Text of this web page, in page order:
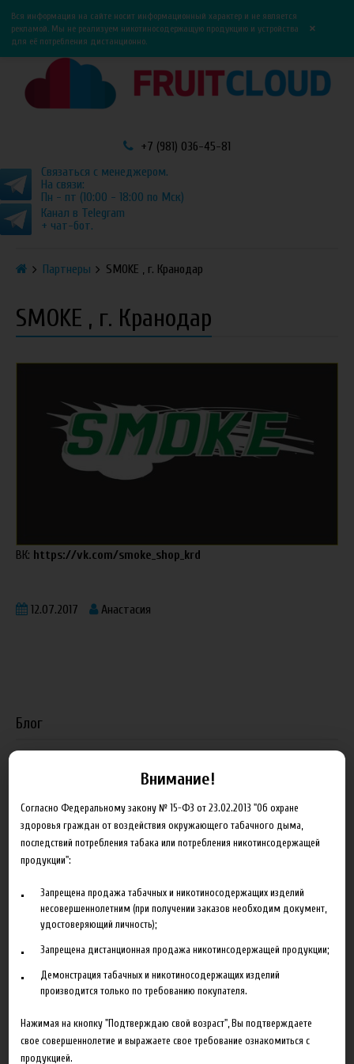
0
Вся информация на сайте носит информационный характер и не является
рекламой. Мы не реализуем никотиносодержащую продукцию и устройства
для её потребления дистанционно.
×
+7 (981) 036-45-81
Связаться с менеджером.
На связи:
Пн - пт (10:00 - 18:00 по Мск)
Канал в Telegram
+ чат-бот.
Партнеры SMOKE , г. Кранодар
SMOKE , г. Кранодар
ВК: https://vk.com/smoke_shop_krd
12.07.2017 Анастасия
Блог
Новая линейка жидкостей Time Travel Machine
Поступление ароматизаторов XianTaima
Подробнее
Партнеры
"ZEUS", г. Санкт-Петербург
VapeReserve, г. Ульяновск
Vape Band, г. Казань
Внимание!
Согласно Федеральному закону № 15-ФЗ от 23.02.2013 "Об охране
здоровья граждан от воздействия окружающего табачного дыма,
последствий потребления табака или потребления никотинсодержащей
продукции":
Запрещена продажа табачных и никотиносодержащих изделий
несовершеннолетним (при получении заказов необходим документ,
удостоверяющий личность);
Запрещена дистанционная продажа никотинсодержащей продукции;
Демонстрация табачных и никотиносодержащих изделий
производится только по требованию покупателя.
Нажимая на кнопку "Подтверждаю свой возраст", Вы подтверждаете
свое совершеннолетие и выражаете свое требование ознакомиться с
продукцией.